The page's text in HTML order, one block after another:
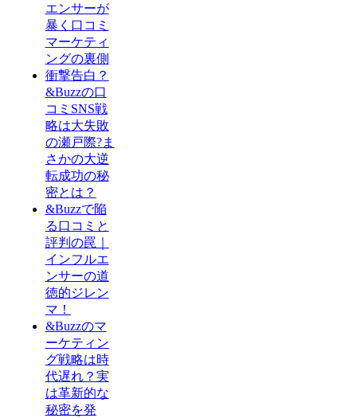
エンサーが
暴く口コミ
マーケティ
ングの裏側
衝撃告白？
&Buzzの口
コミSNS戦
略は大失敗
の瀬戸際?ま
さかの大逆
転成功の秘
密とは？
&Buzzで陥
る口コミと
評判の罠｜
インフルエ
ンサーの道
徳的ジレン
マ！
&Buzzのマ
ーケティン
グ戦略は時
代遅れ？実
は革新的な
秘密を発